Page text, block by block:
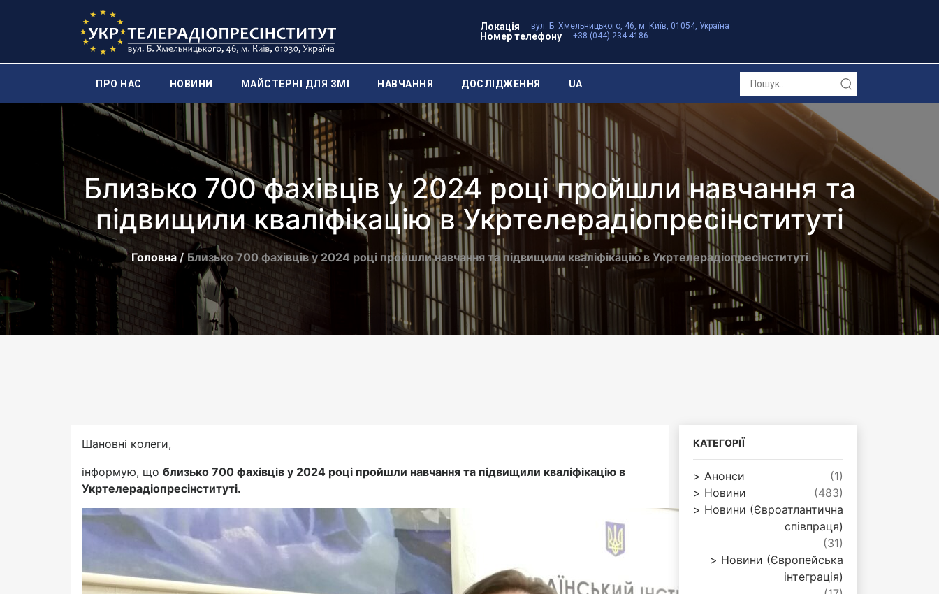
Локація вул. Б. Хмельницького, 46, м. Київ, 01054, Україна
Номер телефону +38 (044) 234 4186
ПРО НАС НОВИНИ МАЙСТЕРНІ ДЛЯ ЗМІ НАВЧАННЯ ДОСЛІДЖЕННЯ UA
Близько 700 фахівців у 2024 році пройшли навчання та
підвищили кваліфікацію в Укртелерадіопресінституті
Головна Близько 700 фахівців у 2024 році пройшли навчання та підвищили кваліфікацію в Укртелерадіопресінституті
Шановні колеги,
інформую, що близько 700 фахівців у 2024 році пройшли навчання та підвищили кваліфікацію в
Укртелерадіопресінституті.
КАТЕГОРІЇ
Анонси
(1)
Новини
(483)
Новини (Євроатлантична
співпраця)
(31)
Новини (Європейська
інтеграція)